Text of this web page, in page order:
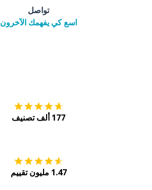
تواصل
اسع كي يفهمك الآخرون
177 ألف تصنيف
1.47 مليون تقييم